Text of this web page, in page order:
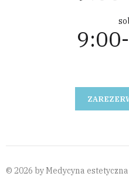
© 2026 by Medycyna